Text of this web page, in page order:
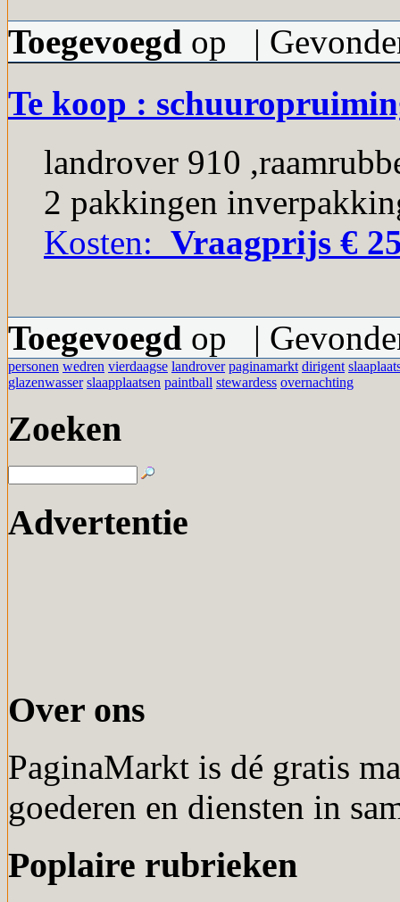
Toegevoegd op |
Te koop :
landrover 910
2 pakkingen
Kosten: Vraagprijs €
Toegevoegd op |
personen wedren vierdaagse landrover paginamarkt dirigent
glazenwasser slaapplaatsen paintball stewardess overnachting
Zoeken
Advertentie
Over ons
PaginaMarkt is dé gratis
goederen en diensten in
Poplaire rubrieken